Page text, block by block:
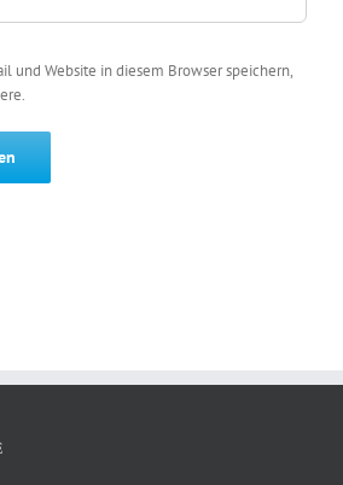
und Website in diesem Browser speichern,